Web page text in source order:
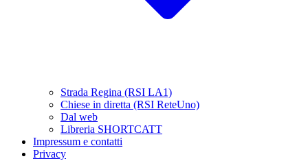
Strada Regina (RSI LA1)
Chiese in diretta (RSI ReteUno)
Dal web
Libreria SHORTCATT
Impressum e contatti
Privacy